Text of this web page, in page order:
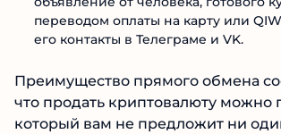
переводом оплаты на карту или
его контакты в Телеграме и VK.
Преимущество прямого обмена
что продать криптовалюту можно
который вам не предложит ни